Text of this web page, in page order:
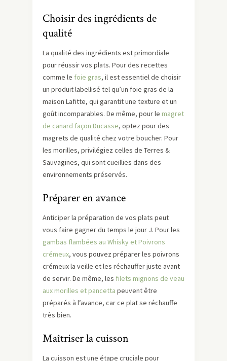
Choisir des ingrédients de
qualité
La qualité des ingrédients est primordiale
pour réussir vos plats. Pour des recettes
comme le foie gras, il est essentiel de choisir
un produit labellisé tel qu’un foie gras de la
maison Lafitte, qui garantit une texture et un
goût incomparables. De même, pour le magret
de canard façon Ducasse, optez pour des
magrets de qualité chez votre boucher. Pour
les morilles, privilégiez celles de Terres &
Sauvagines, qui sont cueillies dans des
environnements préservés.
Préparer en avance
Anticiper la préparation de vos plats peut
vous faire gagner du temps le jour J. Pour les
gambas flambées au Whisky et Poivrons
crémeux, vous pouvez préparer les poivrons
crémeux la veille et les réchauffer juste avant
de servir. De même, les filets mignons de veau
aux morilles et pancetta peuvent être
préparés à l’avance, car ce plat se réchauffe
très bien.
Maîtriser la cuisson
La cuisson est une étape cruciale pour